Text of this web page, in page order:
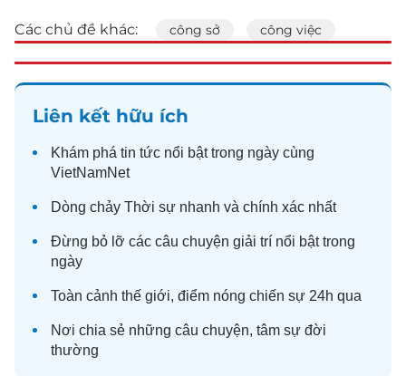
Các chủ đề khác: công sở công việc
Liên kết hữu ích
Khám phá tin tức nổi bật trong ngày cùng
VietNamNet
Dòng chảy Thời sự nhanh và chính xác nhất
Đừng bỏ lỡ các câu chuyện giải trí nổi bật trong
ngày
Toàn cảnh thế giới, điểm nóng chiến sự 24h qua
Nơi chia sẻ những câu chuyện, tâm sự đời
thường